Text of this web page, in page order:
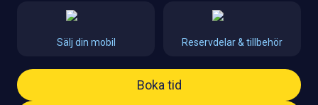
Sälj din mobil Reservdelar & tillbehör
Boka tid